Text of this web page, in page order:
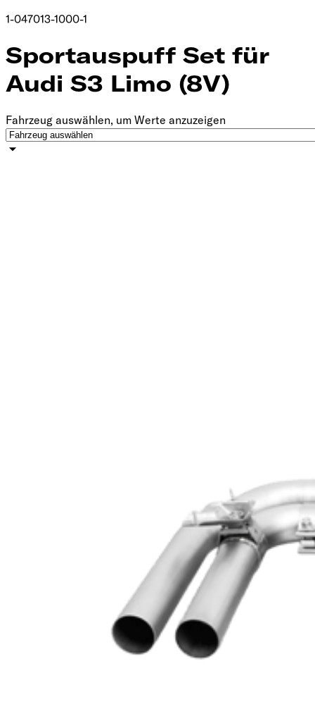
1-047013-1000-1
Sportauspuff Set für
Audi S3 Limo (8V)
Fahrzeug auswählen, um Werte anzuzeigen